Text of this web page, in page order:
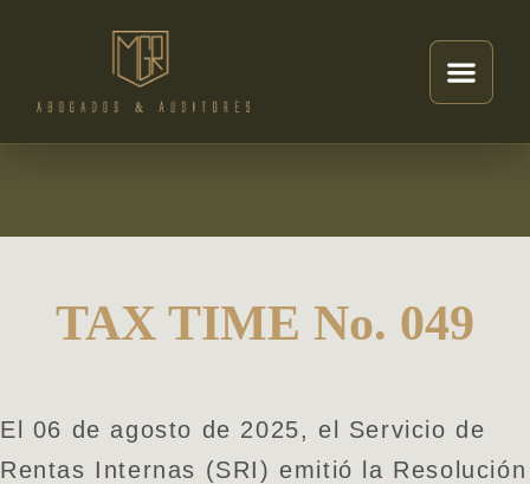
TAX TIME No. 049
El 06 de agosto de 2025, el Servicio de
Rentas Internas (SRI) emitió la Resolución